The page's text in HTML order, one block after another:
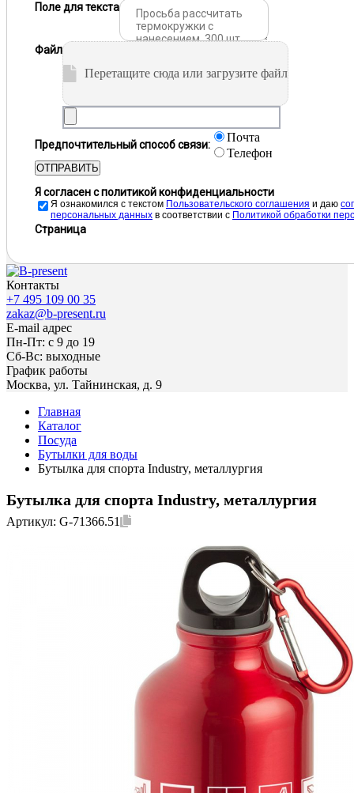
Поле для текста
Файл
Перетащите сюда или загрузите файл
Предпочтительный способ связи:
Почта
Телефон
ОТПРАВИТЬ
Я согласен с политикой конфиденциальности
Я ознакомился с текстом Пользовательского соглашения и даю
персональных данных в соответствии с Политикой обработки
Страница
Контакты
+7 495 109 00 35
zakaz@b-present.ru
E-mail адрес
Пн-Пт: с 9 до 19
Сб-Вс: выходные
График работы
Москва, ул. Тайнинская, д. 9
Главная
Каталог
Посуда
Бутылки для воды
Бутылка для спорта Industry, металлургия
Бутылка для спорта Industry, металлургия
Артикул: G-71366.51